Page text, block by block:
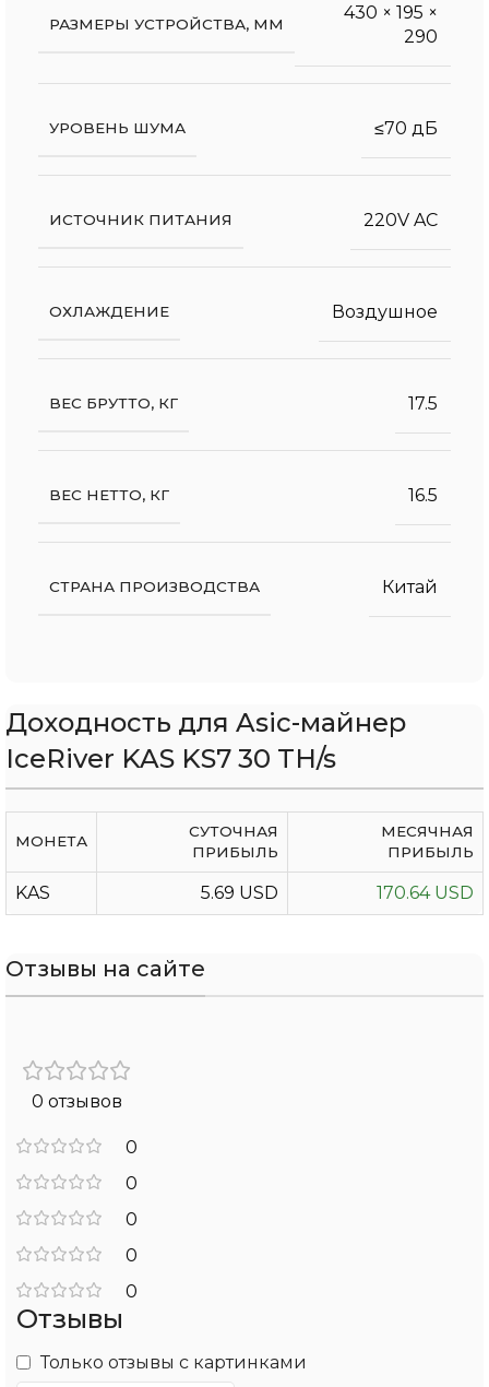
РАЗМЕРЫ УСТРОЙСТВА, ММ
430 × 195 ×
290
УРОВЕНЬ ШУМА ≤70 дБ
ИСТОЧНИК ПИТАНИЯ 220V AC
ОХЛАЖДЕНИЕ Воздушное
ВЕС БРУТТО, КГ 17.5
ВЕС НЕТТО, КГ 16.5
СТРАНА ПРОИЗВОДСТВА Китай
Доходность для Asic-майнер
IceRiver KAS KS7 30 TH/s
МОНЕТА
СУТОЧНАЯ
ПРИБЫЛЬ
МЕСЯЧНАЯ
ПРИБЫЛЬ
KAS 5.69 USD 170.64 USD
Отзывы на сайте
0 отзывов
0
0
0
0
0
Отзывы
Только отзывы с картинками